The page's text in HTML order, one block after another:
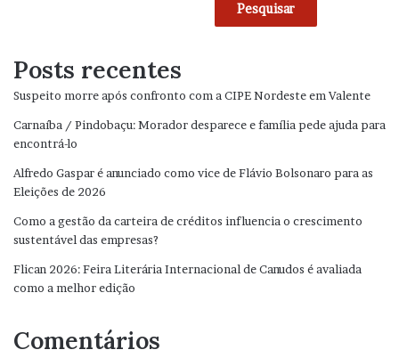
Pesquisar
Posts recentes
Suspeito morre após confronto com a CIPE Nordeste em Valente
Carnaíba / Pindobaçu: Morador desparece e família pede ajuda para
encontrá-lo
Alfredo Gaspar é anunciado como vice de Flávio Bolsonaro para as
Eleições de 2026
Como a gestão da carteira de créditos influencia o crescimento
sustentável das empresas?
Flican 2026: Feira Literária Internacional de Canudos é avaliada
como a melhor edição
Comentários